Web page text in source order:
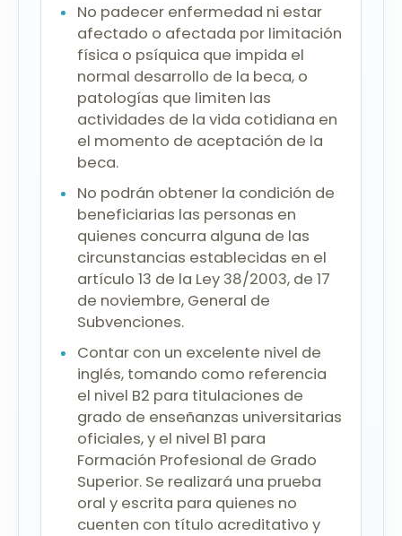
No padecer enfermedad ni estar
afectado o afectada por limitación
física o psíquica que impida el
normal desarrollo de la beca, o
patologías que limiten las
actividades de la vida cotidiana en
el momento de aceptación de la
beca.
No podrán obtener la condición de
beneficiarias las personas en
quienes concurra alguna de las
circunstancias establecidas en el
artículo 13 de la Ley 38/2003, de 17
de noviembre, General de
Subvenciones.
Contar con un excelente nivel de
inglés, tomando como referencia
el nivel B2 para titulaciones de
grado de enseñanzas universitarias
oficiales, y el nivel B1 para
Formación Profesional de Grado
Superior. Se realizará una prueba
oral y escrita para quienes no
cuenten con título acreditativo y